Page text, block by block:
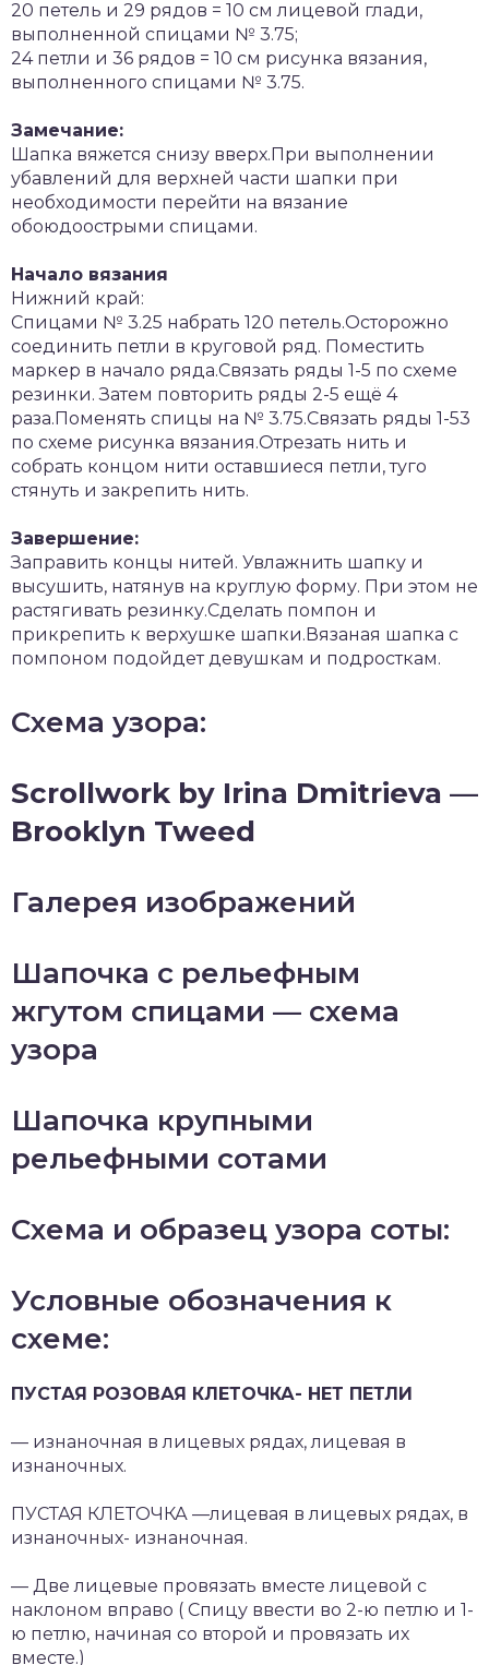
20 петель и 29 рядов = 10 см лицевой глади,
выполненной спицами № 3.75;
24 петли и 36 рядов = 10 см рисунка вязания,
выполненного спицами № 3.75.
Замечание:
Шапка вяжется снизу вверх.При выполнении
убавлений для верхней части шапки при
необходимости перейти на вязание
обоюдоострыми спицами.
Начало вязания
Нижний край:
Спицами № 3.25 набрать 120 петель.Осторожно
соединить петли в круговой ряд. Поместить
маркер в начало ряда.Связать ряды 1-5 по схеме
резинки. Затем повторить ряды 2-5 ещё 4
раза.Поменять спицы на № 3.75.Связать ряды 1-53
по схеме рисунка вязания.Отрезать нить и
собрать концом нити оставшиеся петли, туго
стянуть и закрепить нить.
Завершение:
Заправить концы нитей. Увлажнить шапку и
высушить, натянув на круглую форму. При этом не
растягивать резинку.Сделать помпон и
прикрепить к верхушке шапки.Вязаная шапка с
помпоном подойдет девушкам и подросткам.
Схема узора:
Scrollwork by Irina Dmitrieva —
Brooklyn Tweed
Галерея изображений
Шапочка с рельефным
жгутом спицами — схема
узора
Шапочка крупными
рельефными сотами
Схема и образец узора соты:
Условные обозначения к
схеме:
ПУСТАЯ РОЗОВАЯ КЛЕТОЧКА- НЕТ ПЕТЛИ
— изнаночная в лицевых рядах, лицевая в
изнаночных.
ПУСТАЯ КЛЕТОЧКА —лицевая в лицевых рядах, в
изнаночных- изнаночная.
— Две лицевые провязать вместе лицевой с
наклоном вправо ( Спицу ввести во 2-ю петлю и 1-
ю петлю, начиная со второй и провязать их
вместе.)